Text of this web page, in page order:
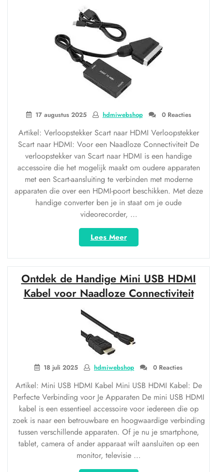
17 augustus 2025 hdmiwebshop 0 Reacties
Artikel: Verloopstekker Scart naar HDMI Verloopstekker
Scart naar HDMI: Voor een Naadloze Connectiviteit De
verloopstekker van Scart naar HDMI is een handige
accessoire die het mogelijk maakt om oudere apparaten
met een Scart-aansluiting te verbinden met moderne
apparaten die over een HDMI-poort beschikken. Met deze
handige converter ben je in staat om je oude
videorecorder, …
Lees Meer“Handige
verloopstekker
van
Scart
naar
HDMI
voor
Ontdek de Handige Mini USB HDMI
Kabel voor Naadloze Connectiviteit
18 juli 2025 hdmiwebshop 0 Reacties
Artikel: Mini USB HDMI Kabel Mini USB HDMI Kabel: De
Perfecte Verbinding voor Je Apparaten De mini USB HDMI
kabel is een essentieel accessoire voor iedereen die op
zoek is naar een betrouwbare en hoogwaardige verbinding
tussen verschillende apparaten. Of je nu je smartphone,
tablet, camera of ander apparaat wilt aansluiten op een
monitor, televisie …